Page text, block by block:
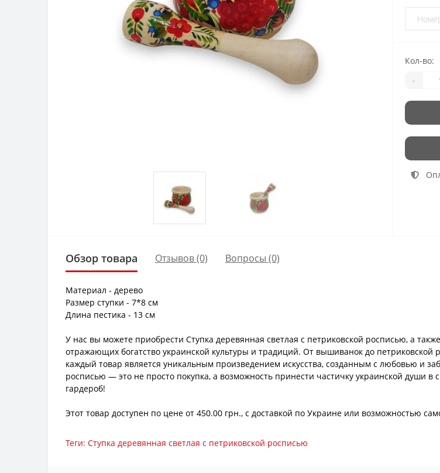
Кол-во:
-
Обзор товара Отзывов (0) Вопросы (0)
Материал - дерево
Размер ступки - 7*8 см
Длина пестика - 13 см
У нас вы можете приобрести Ступка деревянная светлая с петриковской росписью, а
отражающих богатство украинской культуры и традиций. От вышиванок до
каждый товар является уникальным произведением искусства, созданным с любовью и
росписью — это не просто покупка, а возможность принести частичку украинской души
гардероб!
Этот товар доступен по цене от 450.00 грн., с доставкой по Украине или возможностью
Теги:Ступка деревянная светлая с петриковской росписью